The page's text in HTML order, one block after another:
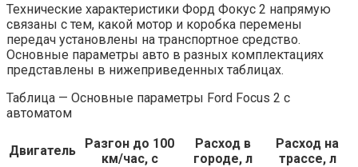
Технические характеристики Форд Фокус 2 напрямую
связаны с тем, какой мотор и коробка перемены
передач установлены на транспортное средство.
Основные параметры авто в разных комплектациях
представлены в нижеприведенных таблицах.
Таблица — Основные параметры Ford Focus 2 с
автоматом
Двигатель
Разгон до 100
км/час, с
Расход в
городе, л
Расход на
трассе, л